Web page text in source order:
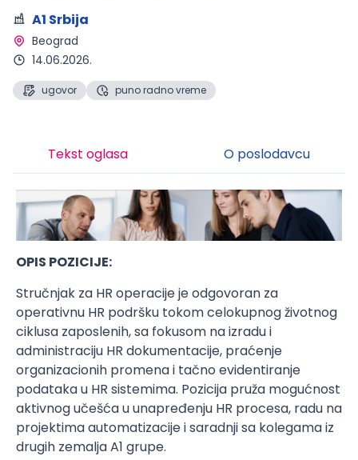
A1 Srbija
Beograd
14.06.2026.
ugovor puno radno vreme
Tekst oglasa O poslodavcu
OPIS POZICIJE:
Stručnjak za HR operacije je odgovoran za
operativnu HR podršku tokom celokupnog životnog
ciklusa zaposlenih, sa fokusom na izradu i
administraciju HR dokumentacije, praćenje
organizacionih promena i tačno evidentiranje
podataka u HR sistemima. Pozicija pruža mogućnost
aktivnog učešća u unapređenju HR procesa, radu na
projektima automatizacije i saradnji sa kolegama iz
drugih zemalja A1 grupe.